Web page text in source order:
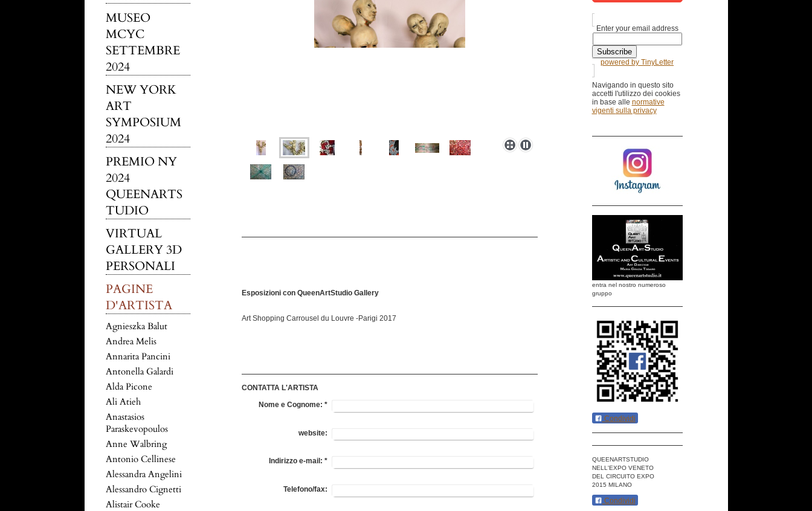
MUSEO
MCYC
SETTEMBRE
2024
NEW YORK
ART
SYMPOSIUM
2024
PREMIO NY
2024
QUEENARTS
TUDIO
VIRTUAL
GALLERY 3D
PERSONALI
PAGINE
D'ARTISTA
Agnieszka Balut
Andrea Melis
Annarita Pancini
Antonella Galardi
Alda Picone
Ali Atieh
Anastasios
Paraskevopoulos
Anne Walbring
Antonio Cellinese
Alessandra Angelini
Alessandro Cignetti
Alistair Cooke
Esposizioni con QueenArtStudio Gallery
Art Shopping Carrousel du Louvre -Parigi 2017
CONTATTA L'ARTISTA
Nome e Cognome: *
website:
Indirizzo e-mail: *
Telefono/fax:
Enter your email address
powered by TinyLetter
Navigando in questo sito
accetti l'utilizzo dei cookies
in base alle normative
vigenti sulla privacy
entra nel nostro numeroso
gruppo
Condividi
QUEENARTSTUDIO
NELL'EXPO VENETO
DEL CIRCUITO EXPO
2015 MILANO
Condividi